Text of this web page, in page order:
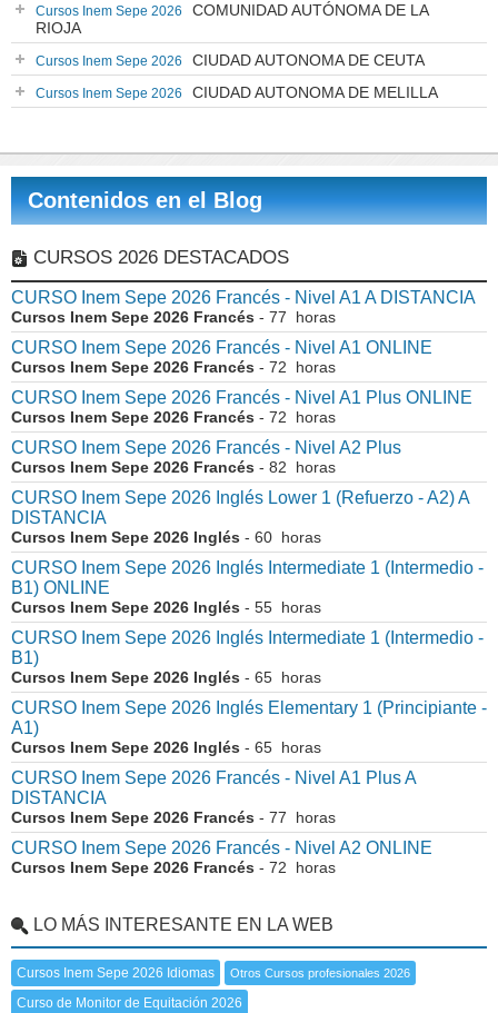
Cursos Inem Sepe 2026
COMUNIDAD AUTÓNOMA DE LA
RIOJA
Cursos Inem Sepe 2026 CIUDAD AUTONOMA DE CEUTA
Cursos Inem Sepe 2026 CIUDAD AUTONOMA DE MELILLA
Contenidos en el Blog
CURSOS 2026 DESTACADOS
CURSO Inem Sepe 2026 Francés - Nivel A1 A DISTANCIA
Cursos Inem Sepe 2026 Francés - 77 horas
CURSO Inem Sepe 2026 Francés - Nivel A1 ONLINE
Cursos Inem Sepe 2026 Francés - 72 horas
CURSO Inem Sepe 2026 Francés - Nivel A1 Plus ONLINE
Cursos Inem Sepe 2026 Francés - 72 horas
CURSO Inem Sepe 2026 Francés - Nivel A2 Plus
Cursos Inem Sepe 2026 Francés - 82 horas
CURSO Inem Sepe 2026 Inglés Lower 1 (Refuerzo - A2) A
DISTANCIA
Cursos Inem Sepe 2026 Inglés - 60 horas
CURSO Inem Sepe 2026 Inglés Intermediate 1 (Intermedio -
B1) ONLINE
Cursos Inem Sepe 2026 Inglés - 55 horas
CURSO Inem Sepe 2026 Inglés Intermediate 1 (Intermedio -
B1)
Cursos Inem Sepe 2026 Inglés - 65 horas
CURSO Inem Sepe 2026 Inglés Elementary 1 (Principiante -
A1)
Cursos Inem Sepe 2026 Inglés - 65 horas
CURSO Inem Sepe 2026 Francés - Nivel A1 Plus A
DISTANCIA
Cursos Inem Sepe 2026 Francés - 77 horas
CURSO Inem Sepe 2026 Francés - Nivel A2 ONLINE
Cursos Inem Sepe 2026 Francés - 72 horas
LO MÁS INTERESANTE EN LA WEB
Cursos Inem Sepe 2026 Idiomas Otros Cursos profesionales 2026
Curso de Monitor de Equitación 2026